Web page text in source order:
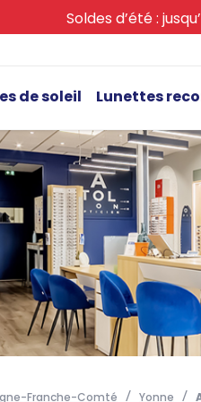
Soldes d’été :
de soleil Lunettes
Franche-Comté Yonne